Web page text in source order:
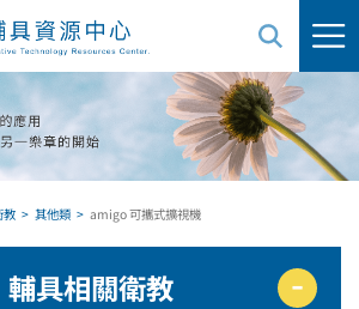
教 其他類 amigo 可攜式擴視機
輔具相關衛教